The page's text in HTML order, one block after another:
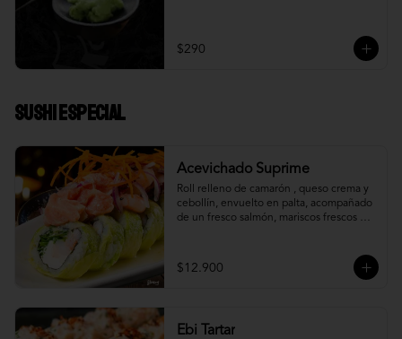
$290
Sushi Especial
Acevichado Suprime
Roll relleno de camarón , queso crema y
cebollín, envuelto en palta, acompañado
de un fresco salmón, mariscos frescos en
$12.900
Ebi Tartar